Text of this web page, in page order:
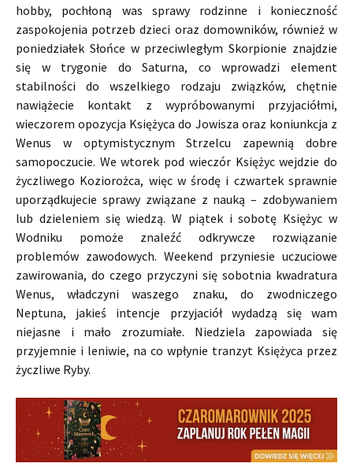
hobby, pochłoną was sprawy rodzinne i konieczność
zaspokojenia potrzeb dzieci oraz domowników, również w
poniedziałek Słońce w przeciwległym Skorpionie znajdzie
się w trygonie do Saturna, co wprowadzi element
stabilności do wszelkiego rodzaju związków, chętnie
nawiążecie kontakt z wypróbowanymi przyjaciółmi,
wieczorem opozycja Księżyca do Jowisza oraz koniunkcja z
Wenus w optymistycznym Strzelcu zapewnią dobre
samopoczucie. We wtorek pod wieczór Księżyc wejdzie do
życzliwego Koziorożca, więc w środę i czwartek sprawnie
uporządkujecie sprawy związane z nauką – zdobywaniem
lub dzieleniem się wiedzą. W piątek i sobotę Księżyc w
Wodniku pomoże znaleźć odkrywcze rozwiązanie
problemów zawodowych. Weekend przyniesie uczuciowe
zawirowania, do czego przyczyni się sobotnia kwadratura
Wenus, władczyni waszego znaku, do zwodniczego
Neptuna, jakieś intencje przyjaciół wydadzą się wam
niejasne i mało zrozumiałe. Niedziela zapowiada się
przyjemnie i leniwie, na co wpłynie tranzyt Księżyca przez
życzliwe Ryby.